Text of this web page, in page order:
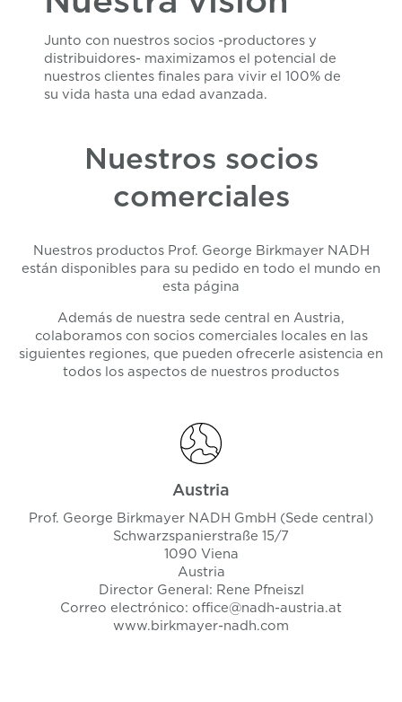
Junto con nuestros socios -productores y
distribuidores- maximizamos el potencial de
nuestros clientes finales para vivir el 100% de
su vida hasta una edad avanzada.
Nuestros socios
comerciales
Nuestros productos Prof. George Birkmayer NADH
están disponibles para su pedido en todo el mundo en
esta página
Además de nuestra sede central en Austria,
colaboramos con socios comerciales locales en las
siguientes regiones, que pueden ofrecerle asistencia en
todos los aspectos de nuestros productos
Austria
Prof. George Birkmayer NADH GmbH (Sede central)
Schwarzspanierstraße 15/7
1090 Viena
Austria
Director General: Rene Pfneiszl
Correo electrónico: office@nadh-austria.at
www.birkmayer-nadh.com